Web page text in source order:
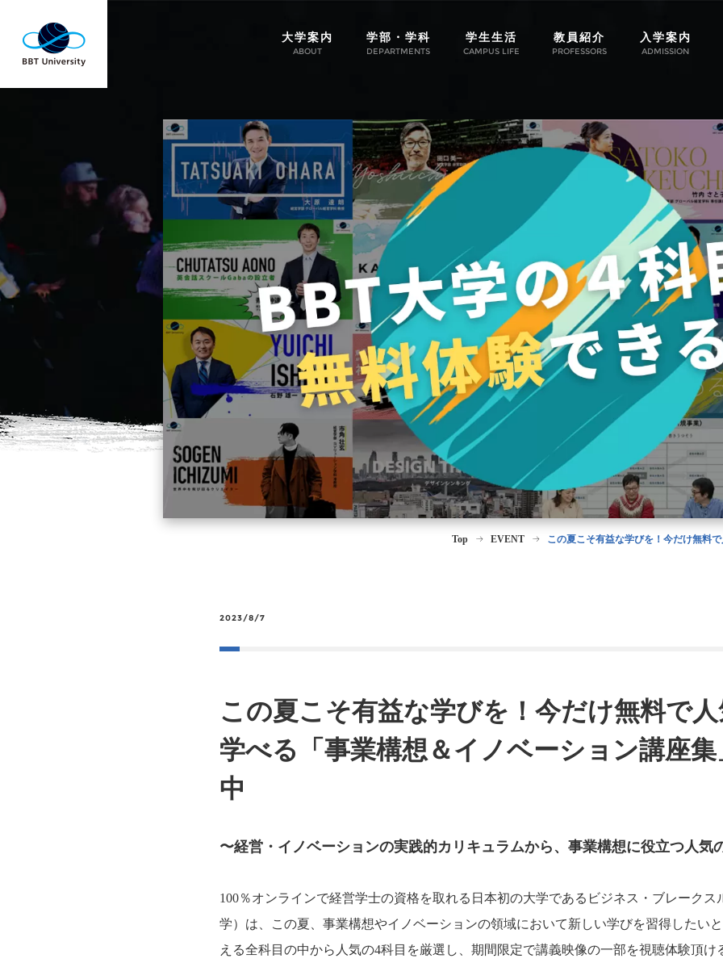
大学案内
ABOUT
学部・学科
DEPARTMENTS
学生生活
CAMPUS LIFE
教員紹介
PROFESSORS
入学案内
ADMISSION
Top EVENT この夏こそ有益な学びを！今だけ無料
2023/8/7
この夏こそ有益な学びを！今だけ無料で
学べる「事業構想＆イノベーション講座
中
〜経営・イノベーションの実践的カリキュラムから、事業構想に役立つ人気
100％オンラインで経営学士の資格を取れる日本初の大学であるビジネス・ブレークス
学）は、この夏、事業構想やイノベーションの領域において新しい学びを習得したい
える全科目の中から人気の4科目を厳選し、期間限定で講義映像の一部を視聴体験頂け